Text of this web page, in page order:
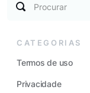
Procurar
CATEGORIAS
Termos de uso
Privacidade